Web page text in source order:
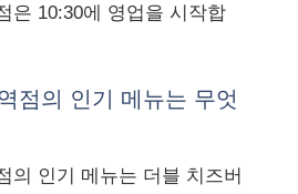
은 10:30에 영업을 시작합
점의 인기 메뉴는 무엇
의 인기 메뉴는 더블 치즈버